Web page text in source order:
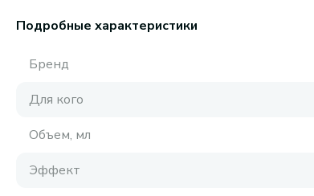
Подробные характеристики
Бренд
Для кого
Объем, мл
Эффект